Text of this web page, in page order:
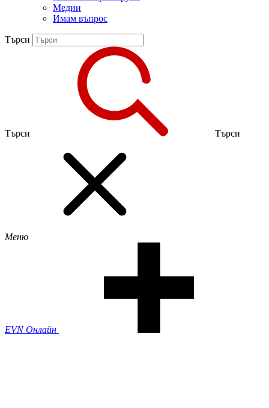
Медии
Имам въпрос
Търси
Търси Търси
Меню
EVN Онлайн